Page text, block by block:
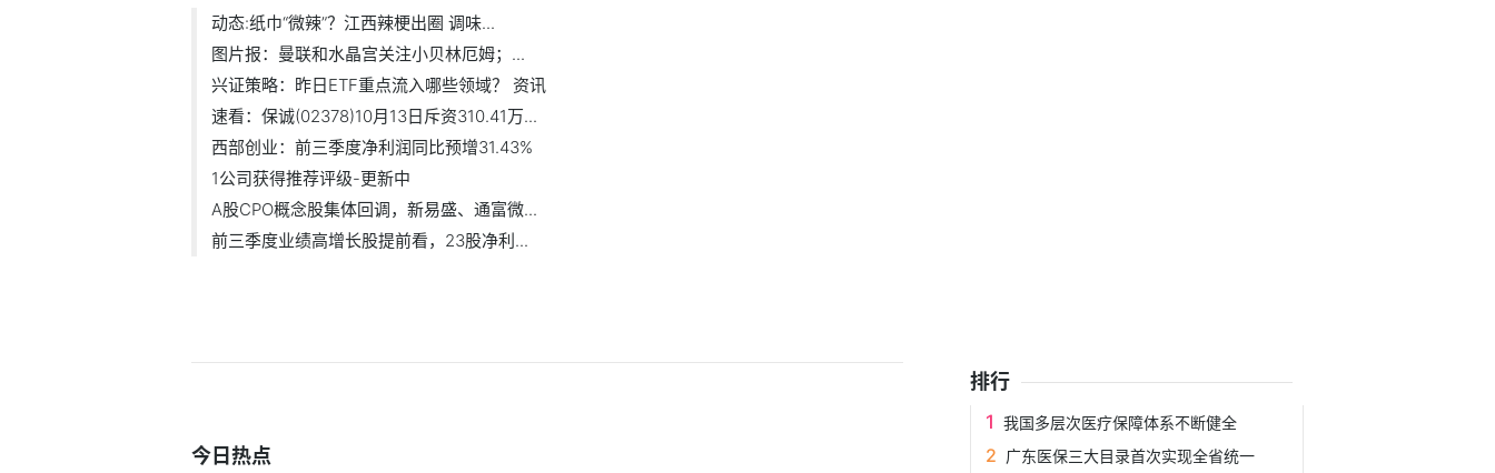
动态:纸巾“微辣”？江西辣梗出圈 调味...
图片报：曼联和水晶宫关注小贝林厄姆；...
兴证策略：昨日ETF重点流入哪些领域？ 资讯
速看：保诚(02378)10月13日斥资310.41万...
西部创业：前三季度净利润同比预增31.43%
1公司获得推荐评级-更新中
A股CPO概念股集体回调，新易盛、通富微...
前三季度业绩高增长股提前看，23股净利...
今日热点
排行
我国多层次医疗保障体系不断健全
广东医保三大目录首次实现全省统一